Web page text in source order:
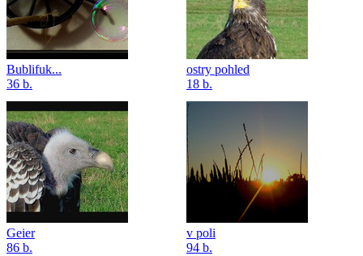
Bublifuk...
36 b.
ostry pohled
18 b.
Geier
86 b.
v poli
94 b.